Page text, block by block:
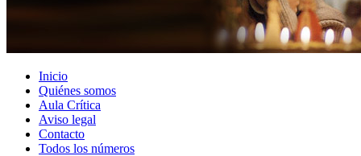
Inicio
Quiénes somos
Aula Crítica
Aviso legal
Contacto
Todos los números